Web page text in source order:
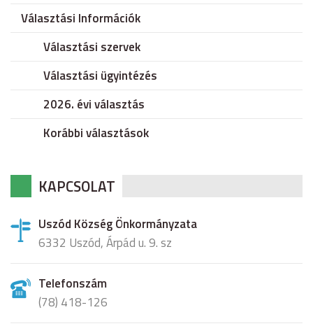
Választási Információk
Választási szervek
Választási ügyintézés
2026. évi választás
Korábbi választások
KAPCSOLAT
Uszód Község Önkormányzata
6332 Uszód, Árpád u. 9. sz
Telefonszám
(78) 418-126